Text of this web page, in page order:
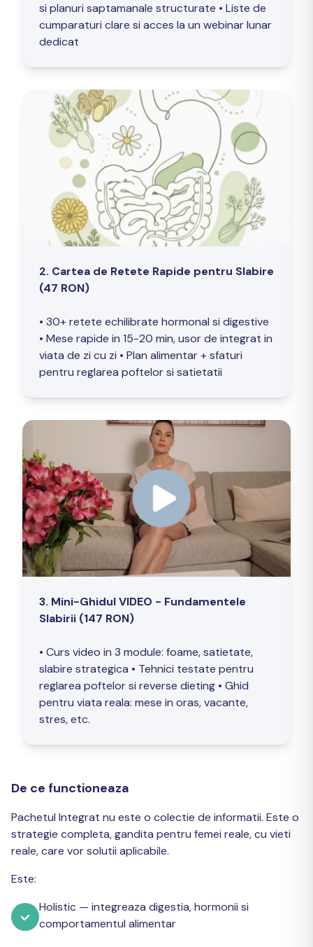
si planuri saptamanale structurate • Liste de
cumparaturi clare si acces la un webinar lunar
dedicat
2. Cartea de Retete Rapide pentru Slabire
(47 RON)
• 30+ retete echilibrate hormonal si digestive
• Mese rapide in 15-20 min, usor de integrat in
viata de zi cu zi • Plan alimentar + sfaturi
pentru reglarea poftelor si satietatii
3. Mini-Ghidul VIDEO - Fundamentele
Slabirii (147 RON)
• Curs video in 3 module: foame, satietate,
slabire strategica • Tehnici testate pentru
reglarea poftelor si reverse dieting • Ghid
pentru viata reala: mese in oras, vacante,
stres, etc.
De ce functioneaza
Pachetul Integrat nu este o colectie de informatii. Este o
strategie completa, gandita pentru femei reale, cu vieti
reale, care vor solutii aplicabile.
Este:
Holistic — integreaza digestia, hormonii si
comportamentul alimentar